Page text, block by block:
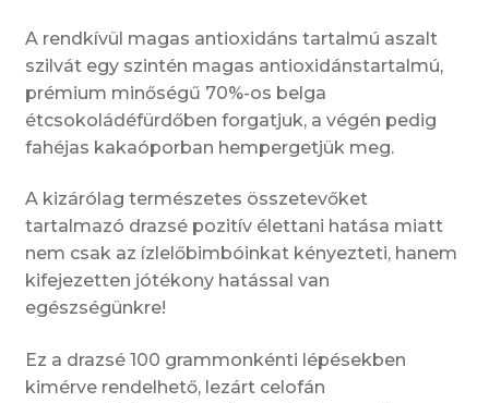
A rendkívül magas antioxidáns tartalmú aszalt
szilvát egy szintén magas antioxidánstartalmú,
prémium minőségű 70%-os belga
étcsokoládéfürdőben forgatjuk, a végén pedig
fahéjas kakaóporban hempergetjük meg.
A kizárólag természetes összetevőket
tartalmazó drazsé pozitív élettani hatása miatt
nem csak az ízlelőbimbóinkat kényezteti, hanem
kifejezetten jótékony hatással van
egészségünkre!
Ez a drazsé 100 grammonkénti lépésekben
kimérve rendelhető, lezárt celofán